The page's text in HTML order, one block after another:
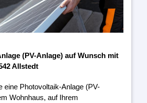
(PV-Anlage) auf Wunsch mit
Allstedt
eine Photovoltaik-Anlage (PV-
Wohnhaus, auf Ihrem